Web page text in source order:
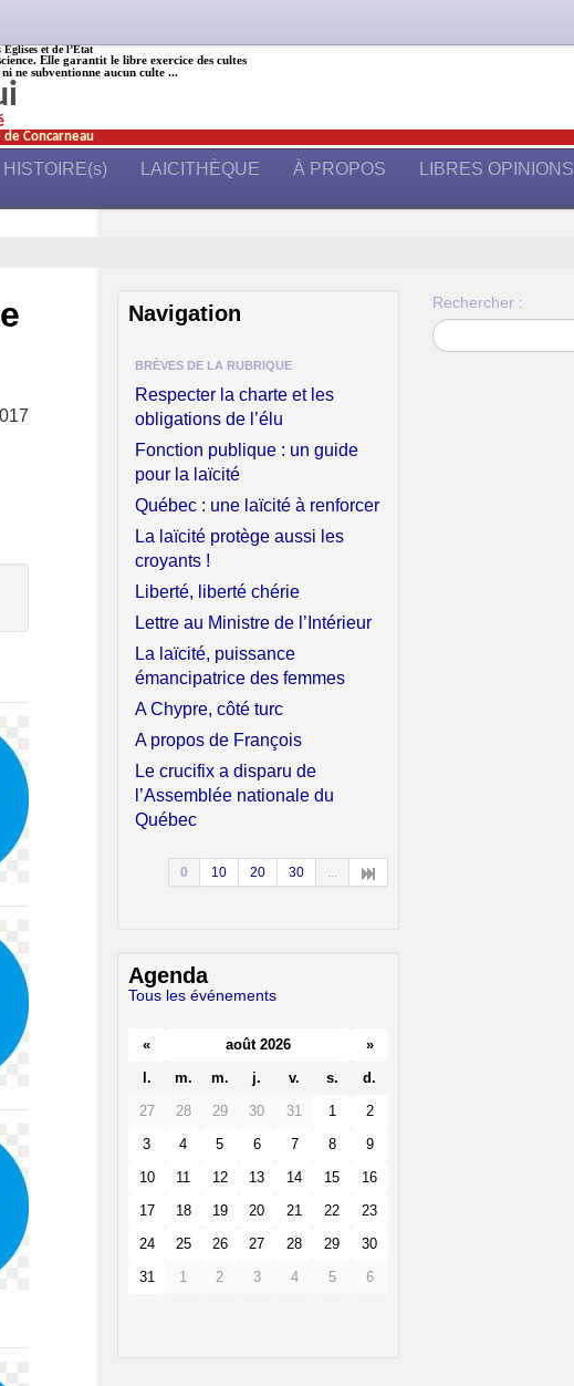
et de l’État
Elle garantit le libre exercice des cultes
ne subventionne aucun culte ...
Concarneau
HISTOIRE(s) LAICITHÈQUE À PROPOS
LIBRES OPINIONS
Navigation
BRÈVES DE LA RUBRIQUE
Respecter la charte et les
obligations de l’élu
Fonction publique : un guide
pour la laïcité
Québec : une laïcité à renforcer
La laïcité protège aussi les
croyants !
Liberté, liberté chérie
Lettre au Ministre de l’Intérieur
La laïcité, puissance
émancipatrice des femmes
A Chypre, côté turc
A propos de François
Le crucifix a disparu de
l’Assemblée nationale du
Québec
0 10 20 30 ...
Agenda
Tous les événements
« août 2026
»
l.
m. m. j. v. s.
d.
27
28 29 30 31 1
2
3
4 5 6 7 8
9
10
11 12 13 14 15
16
17
18 19 20 21 22
23
24
25 26 27 28 29
30
31
1 2 3 4 5 6
Rechercher :